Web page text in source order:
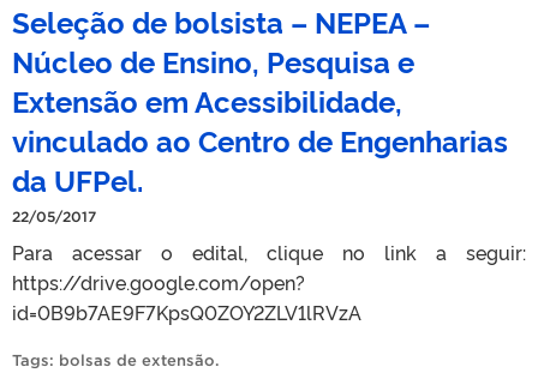
Seleção de bolsista – NEPEA –
Núcleo de Ensino, Pesquisa e
Extensão em Acessibilidade,
vinculado ao Centro de Engenharias
da UFPel.
22/05/2017
Para acessar o edital, clique no link a seguir:
https://drive.google.com/open?
id=0B9b7AE9F7KpsQ0ZOY2ZLV1lRVzA
Tags: bolsas de extensão.